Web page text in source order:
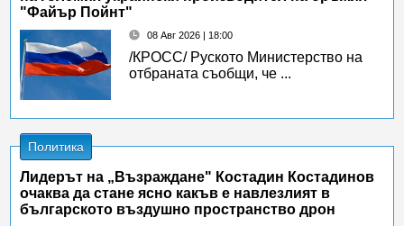
"Файър Пойнт"
08 Авг 2026 | 18:00
/КРОСС/ Руското Министерство на
отбраната съобщи, че ...
Политика
Лидерът на „Възраждане" Костадин Костадинов
очаква да стане ясно какъв е навлезлият в
българското въздушно пространство дрон